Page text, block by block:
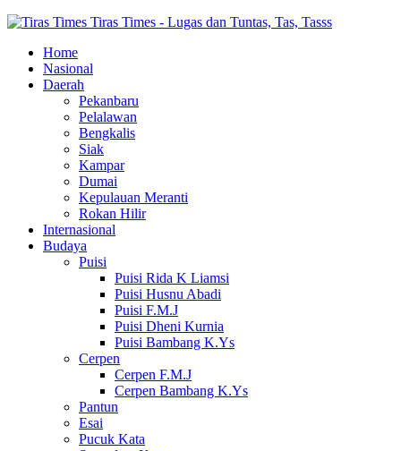
Tiras Times - Lugas dan Tuntas, Tas, Tasss
Home
Nasional
Daerah
Pekanbaru
Pelalawan
Bengkalis
Siak
Kampar
Dumai
Kepulauan Meranti
Rokan Hilir
Internasional
Budaya
Puisi
Puisi Rida K Liamsi
Puisi Husnu Abadi
Puisi F.M.J
Puisi Dheni Kurnia
Puisi Bambang K.Ys
Cerpen
Cerpen F.M.J
Cerpen Bambang K.Ys
Pantun
Esai
Pucuk Kata